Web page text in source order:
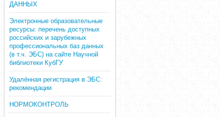
ДАННЫХ
Электронные образовательные
ресурсы: перечень доступных
российских и зарубежных
профессиональных баз данных
(в т.ч. ЭБС) на сайте Научной
библиотеки КубГУ
Удалённая регистрация в ЭБС:
рекомендации
НОРМОКОНТРОЛЬ